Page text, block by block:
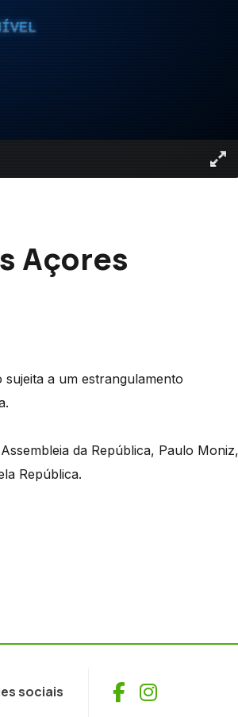
Açores
a um estrangulamento
da República, Paulo Moniz,
República.
sociais Facebook
Instagram